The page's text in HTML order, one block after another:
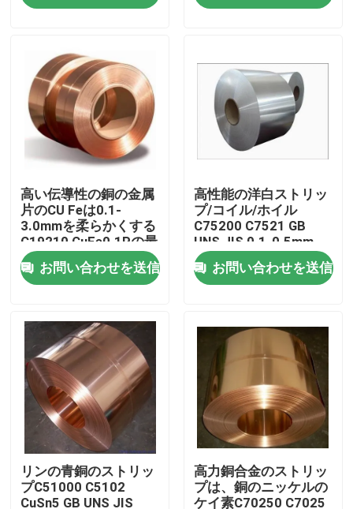
プロダクト
私達について
工場旅行
品質管理
ニュース
引用を要求して下さい
真鍮の青銅色の鋳造
真鍮の水道メーター ボディ
高い伝導性の銅の金属
片のCU Feは0.1-
3.0mmを柔らかくする
C19210 CuFe0.1Pの最
高を除去します
お問い合わせを送信
高性能の洋白ストリッ
プ/コイル/ホイル
C75200 C7521 GB
UNS JIS 0.1-0.5mm
お問い合わせを送信
リンの青銅のストリッ
プC51000 C5102
CuSn5 GB UNS JIS
高力銅合金のストリッ
プは、銅のニッケルの
ケイ素C70250 C7025